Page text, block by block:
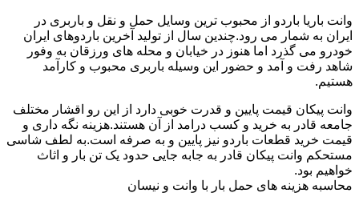
وانت باریا باردو از محبوب ترین وسایل حمل و نقل و باربری در
ایران به شمار می رود.چندین سال از تولید آخرین باردوهای ایران
خودرو می گذرد اما هنوز در خیابان و محله های ورزقان به وفور
شاهد رفت و آمد و حضور این وسیله باربری محبوب و کارآمد
هستیم.
وانت پیکان قیمت پایین و قدرت خوبی دارد از این رو اقشار مختلف
جامعه قادر به خرید و کسب درامد از آن هستند.هزینه نگه داری و
قیمت خرید قطعات باردو نیز پایین و به صرفه است.به لطف شاسی
مستحکم وانت پیکان قادر به جابه جایی حدود یک تن بار و اثاث
خواهیم بود.
محاسبه هزینه های حمل بار با وانت و نیسان